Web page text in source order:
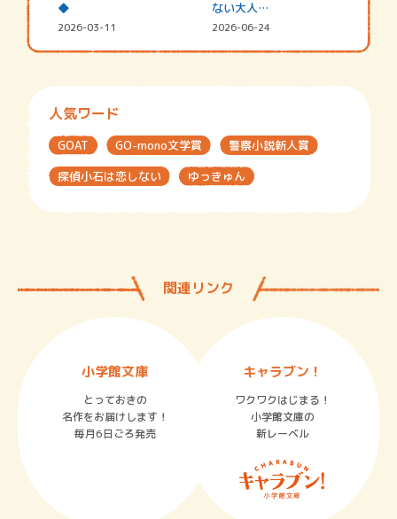
◆
2026-03-11
ない大人…
2026-06-24
人気ワード
GOAT GO-mono文学賞
警察小説新人賞
探偵小石は恋しない
ゆっきゅん
関連リンク
小学館文庫
とっておきの
名作をお届けします！
毎月6日ごろ発売
キャラブン！
ワクワクはじまる！
小学館文庫の
新レーベル